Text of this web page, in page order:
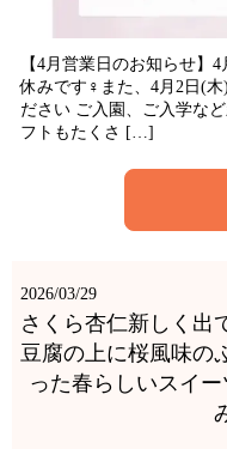
【4月営業日のお知らせ】
休みです‍♀️また、4月2日(木
ださい️ ご入園、ご入学な
フトもたくさ […]
2026/03/29
さくら杏仁新しく出
豆腐の上に桜風味の
った春らしいスイ